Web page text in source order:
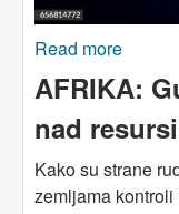
Read more
AFRIKA:
nad
Kako su strane
zemljama